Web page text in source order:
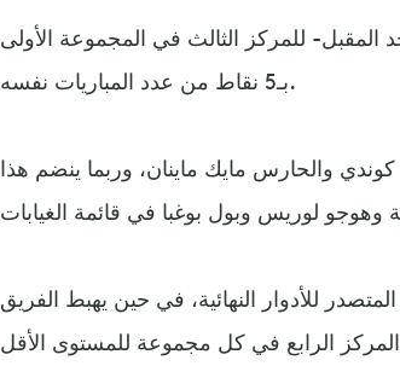
للمركز الثالث في المجموعة الأولى
بـ5 نقاط من عدد المباريات نفسه.
والحارس مايك ماينان، وربما ينضم هذا
للأدوار النهائية، في حين يهبط الفريق